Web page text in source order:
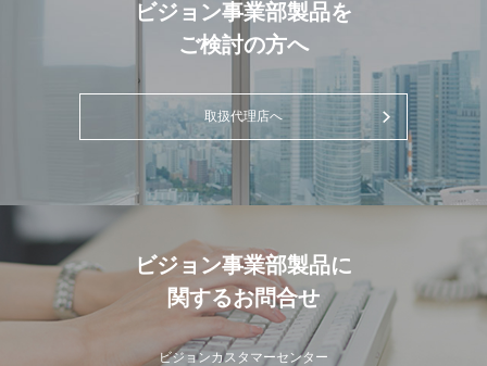
ビジョン事業部製品を
ご検討の方へ
取扱代理店へ
ビジョン事業部製品に
関するお問合せ
ビジョンカスタマーセンター